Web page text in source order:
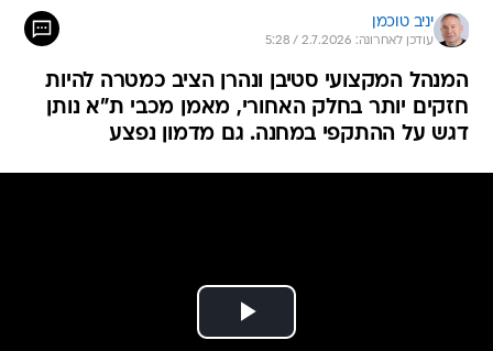
יניב טוכמן
עודכן לאחרונה: 2.7.2026 / 5:28
המנהל המקצועי סטיבן ונהרן הציב כמטרה להיות
חזקים יותר בחלק האחורי, מאמן מכבי ת"א נותן
דגש על ההתקפי במחנה. גם מדמון נפצע